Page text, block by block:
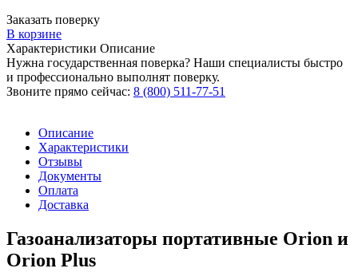
Заказать поверку
В корзине
Характеристики Описание
Нужна государственная поверка? Наши специалисты быстро
и профессионально выполнят поверку.
Звоните прямо сейчас: 8 (800) 511-77-51
Описание
Характеристики
Отзывы
Документы
Оплата
Доставка
Газоанализаторы портативные Orion и
Orion Plus